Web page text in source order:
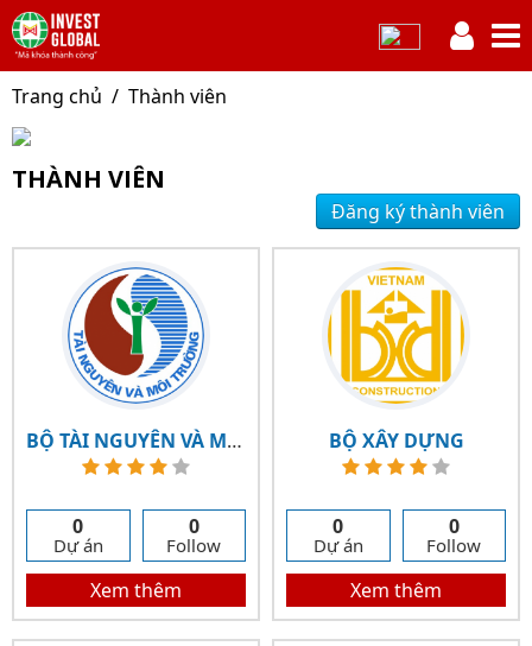
Trang chủ Thành viên
THÀNH VIÊN
Đăng ký thành viên
BỘ TÀI NGUYÊN VÀ MÔI TRƯỜNG
0
Dự án
0
Follow
Xem thêm
BỘ XÂY DỰNG
0
Dự án
0
Follow
Xem thêm